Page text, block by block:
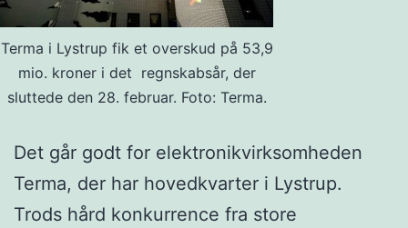
Terma i Lystrup fik et overskud på 53,9
mio. kroner i det regnskabsår, der
sluttede den 28. februar. Foto: Terma.
Det går godt for elektronikvirksomheden
Terma, der har hovedkvarter i Lystrup.
Trods hård konkurrence fra store